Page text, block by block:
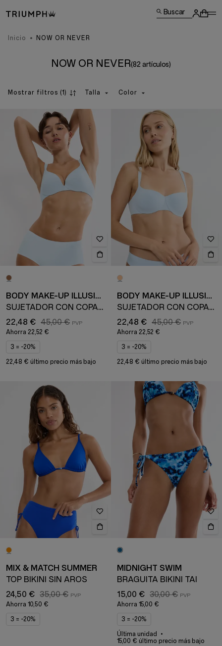
Buscar
Inicio NOW OR NEVER
NOW OR NEVER(82 artículos)
Mostrar filtros (1) Talla Color
BODY MAKE-UP ILLUSION
SUJETADOR CON COPAS Y AROS
22,48 € 45,00 €
Ahorra 22,52 €
3 = -20%
22,48 € último precio más bajo
BODY MAKE-UP ILLUSION
SUJETADOR CON COPAS Y AROS
22,48 € 45,00 €
Ahorra 22,52 €
3 = -20%
22,48 € último precio más bajo
MIX & MATCH SUMMER
TOP BIKINI SIN AROS
24,50 € 35,00 €
Ahorra 10,50 €
3 = -20%
MIDNIGHT SWIM
BRAGUITA BIKINI TAI
15,00 € 30,00 €
Ahorra 15,00 €
3 = -20%
Última unidad
15,00 € último precio más bajo